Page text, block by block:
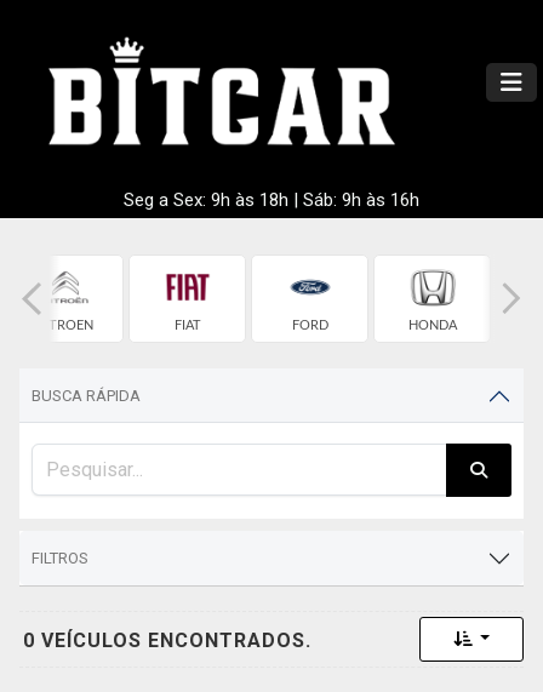
Seg a Sex: 9h às 18h | Sáb: 9h às 16h
CITROEN FIAT FORD HONDA
BUSCA RÁPIDA
FILTROS
0 VEÍCULOS ENCONTRADOS. Toggle